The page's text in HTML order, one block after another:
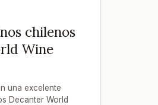
chilenos
Wine
una excelente
Decanter World